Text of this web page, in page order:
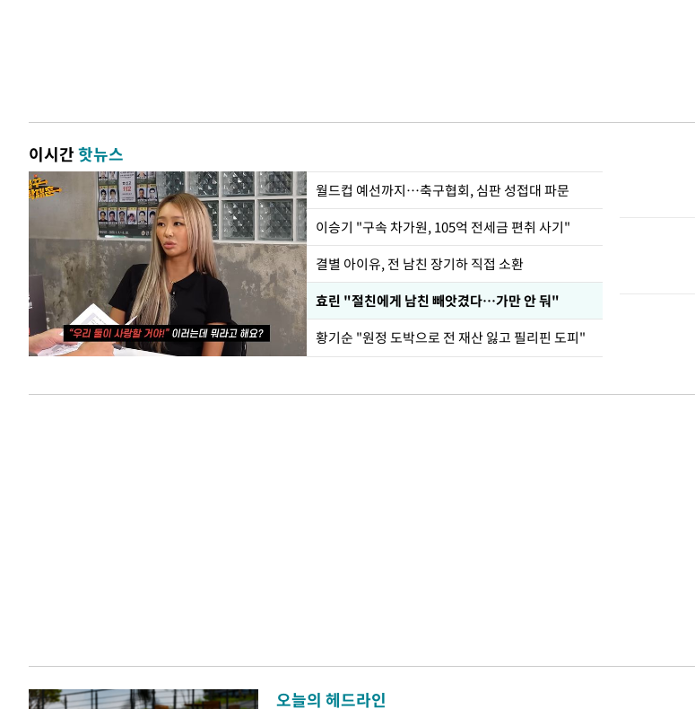
이시간핫뉴스
월드컵 예선까지…축구협회, 심판 성접대 파문
이승기 "구속 차가원, 105억 전세금 편취 사기"
결별 아이유, 전 남친 장기하 직접 소환
효린 "절친에게 남친 빼앗겼다…가만 안 둬"
황기순 "원정 도박으로 전 재산 잃고 필리핀 도피"
오늘의 헤드라인